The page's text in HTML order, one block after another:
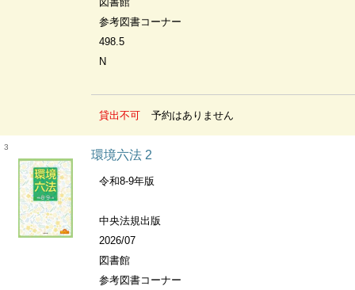
参考図書コーナー
498.5
N
貸出不可 予約はありません
3
環境六法 2
令和8-9年版
中央法規出版
2026/07
図書館
参考図書コーナー